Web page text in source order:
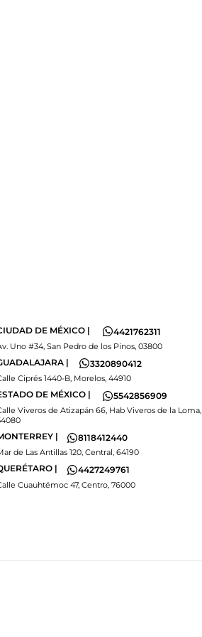
DE MÉXICO | 4421762311
Uno #34, San Pedro de los Pinos, 03800
| 3320890412
Ciprés 1440-B, Morelos, 44910
DE MÉXICO | 5542856909
Viveros de Atizapán 66, Hab Viveros de la Loma,
| 8118412440
de Las Antillas 120, Central, 64190
| 4427249761
Cuauhtémoc 47, Centro, 76000